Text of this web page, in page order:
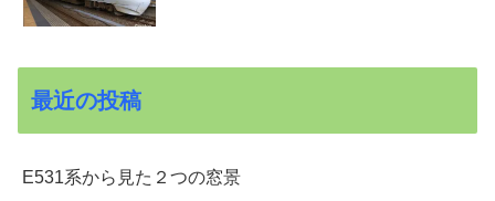
最近の投稿
E531系から見た２つの窓景